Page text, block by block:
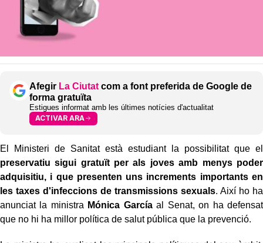
Afegir La Ciutat com a font preferida de Google de
forma gratuïta
Estigues informat amb les últimes notícies d'actualitat
ACTIVAR ARA
El Ministeri de Sanitat està estudiant la possibilitat que el
preservatiu sigui gratuït per als joves amb menys poder
adquisitiu, i que presenten uns increments importants en
les taxes d'infeccions de transmissions sexuals. Així ho ha
anunciat la ministra Mónica Garcíaal Senat, on ha defensat
que no hi ha millor política de salut pública que la prevenció.